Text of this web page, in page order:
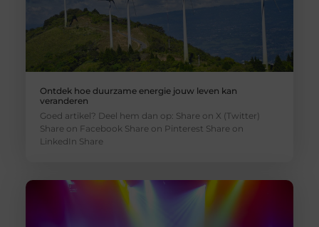
Ontdek hoe duurzame energie jouw leven kan
veranderen
Goed artikel? Deel hem dan op: Share on X (Twitter)
Share on Facebook Share on Pinterest Share on
LinkedIn Share